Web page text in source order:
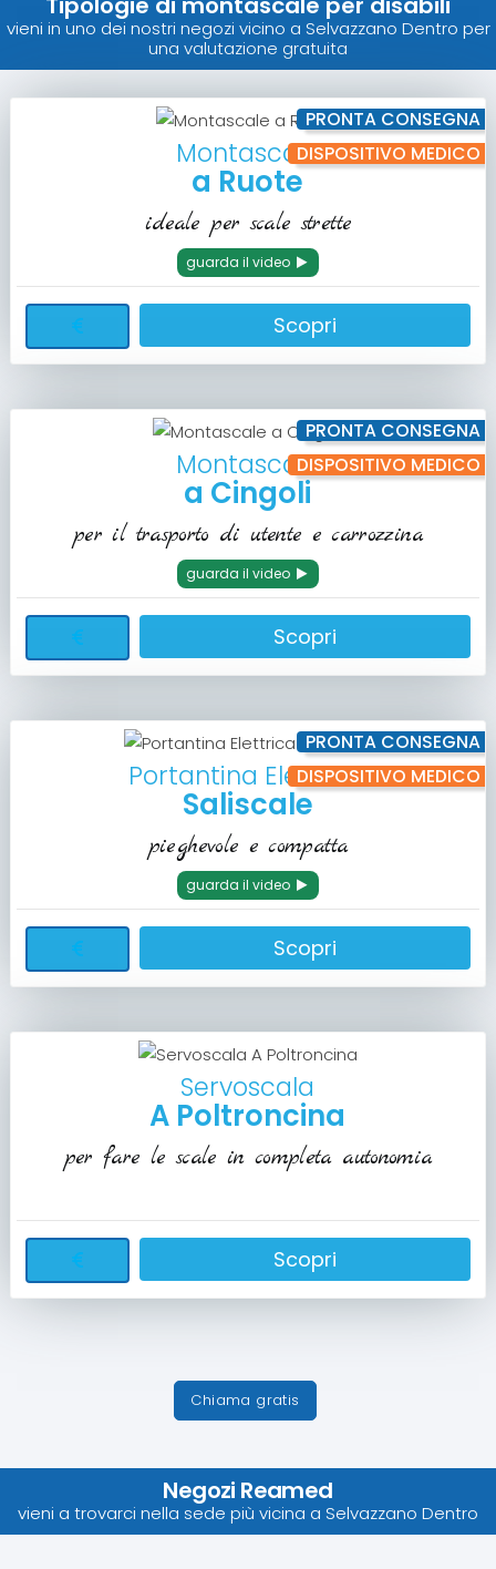
vieni in uno dei nostri negozi vicino a Selvazzano Dentro per
una valutazione gratuita
PRONTA CONSEGNA
DISPOSITIVO MEDICO
Montascale
a Ruote
ideale per scale strette
guarda il video
Scopri
PRONTA CONSEGNA
DISPOSITIVO MEDICO
Montascale
a Cingoli
per il trasporto di utente e carrozzina
guarda il video
Scopri
PRONTA CONSEGNA
DISPOSITIVO MEDICO
Portantina Elettrica
Saliscale
pieghevole e compatta
guarda il video
Scopri
Servoscala
A Poltroncina
per fare le scale in completa autonomia
Scopri
Chiama gratis
Negozi Reamed
vieni a trovarci nella sede più vicina a Selvazzano Dentro